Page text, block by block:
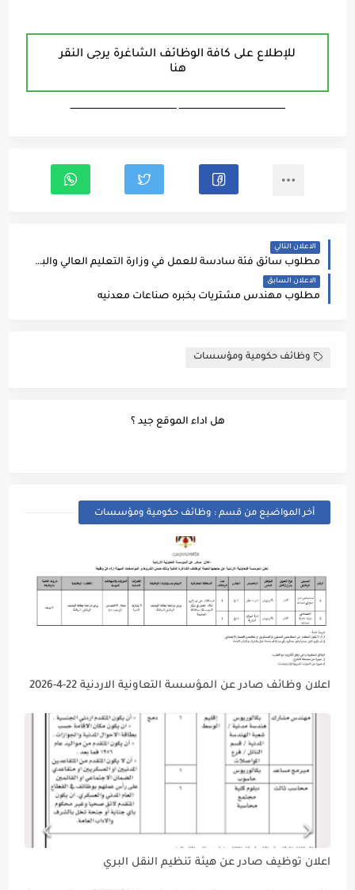
للإطلاع على كافة الوظائف الشاغرة يرجى النقر
هنا
ـــــــــــــــــــــــــــــــــــــــــــــــــــــــــــــــــــ ـــــــــــــــــــــــــــــــــــــــــــــــــــــــــــــــــــ
الاعلان التالي
مطلوب سائق فئة سادسة للعمل في وزارة التعليم العالي والبحث العلمي
الاعلان السابق
مطلوب مهندس مشتريات بخبره صناعات معدنيه
وظائف حكومية ومؤسسات
هل اداء الموقع جيد ؟
أخر المواضيع من قسم : وظائف حكومية ومؤسسات
اعلان وظائف صادر عن المؤسسة التعاونية الاردنية 22-4-2026
اعلان توظيف صادر عن هيئة تنظيم النقل البري